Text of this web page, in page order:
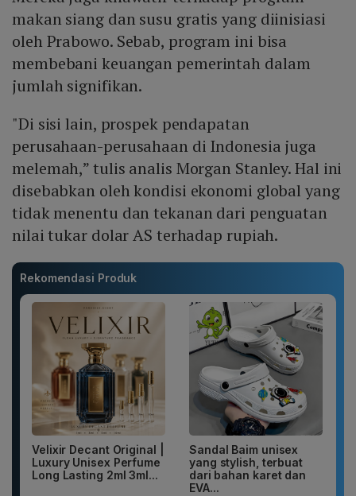
makan siang dan susu gratis yang diinisiasi
oleh Prabowo. Sebab, program ini bisa
membebani keuangan pemerintah dalam
jumlah signifikan.
"Di sisi lain, prospek pendapatan
perusahaan-perusahaan di Indonesia juga
melemah,” tulis analis Morgan Stanley. Hal ini
disebabkan oleh kondisi ekonomi global yang
tidak menentu dan tekanan dari penguatan
nilai tukar dolar AS terhadap rupiah.
Rekomendasi Produk
Velixir Decant Original |
Luxury Unisex Perfume
Long Lasting 2ml 3ml...
Sandal Baim unisex
yang stylish, terbuat
dari bahan karet dan
EVA...